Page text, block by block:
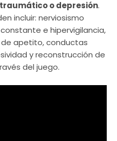
o depresión.
incluir: nerviosismo
e hipervigilancia,
apetito, conductas
y reconstrucción de
del juego.